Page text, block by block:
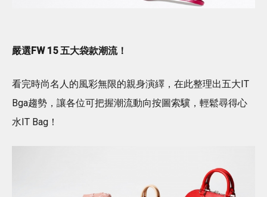
嚴選FW 15 五大袋款潮流！
看完時尚名人的風彩無限的親身演繹，在此整理出五大IT
Bga趨勢，讓各位可把握潮流動向按圖索驥，輕鬆尋得心
水IT Bag！